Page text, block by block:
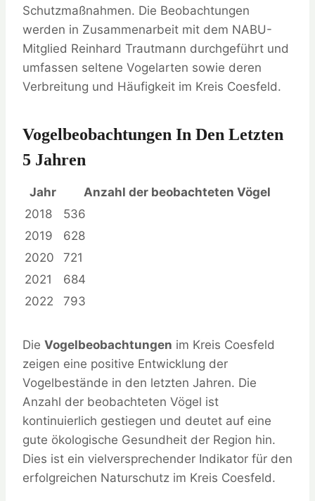
Schutzmaßnahmen. Die Beobachtungen
werden in Zusammenarbeit mit dem NABU-
Mitglied Reinhard Trautmann durchgeführt und
umfassen seltene Vogelarten sowie deren
Verbreitung und Häufigkeit im Kreis Coesfeld.
Vogelbeobachtungen In Den Letzten
5 Jahren
Jahr
Anzahl der beobachteten Vögel
2018
536
2019
628
2020
721
2021
684
2022
793
Die Vogelbeobachtungen im Kreis Coesfeld
zeigen eine positive Entwicklung der
Vogelbestände in den letzten Jahren. Die
Anzahl der beobachteten Vögel ist
kontinuierlich gestiegen und deutet auf eine
gute ökologische Gesundheit der Region hin.
Dies ist ein vielversprechender Indikator für den
erfolgreichen Naturschutz im Kreis Coesfeld.